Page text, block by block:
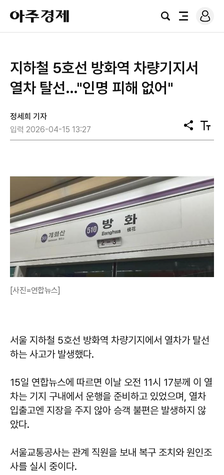
아
주
경
검
전
로
그
지하철 5호선 방화역 차량기지서
열차 탈선…"인명 피해 없어"
정세희 기자
입력 2026-04-15 13:27
공
유
텍
스
[사진=연합뉴스]
서울 지하철 5호선 방화역 차량기지에서 열차가 탈선
하는 사고가 발생했다.
15일 연합뉴스에 따르면 이날 오전 11시 17분께 이 열
차는 기지 구내에서 운행을 준비하고 있었으며, 열차
입출고엔 지장을 주지 않아 승객 불편은 발생하지 않
았다.
서울교통공사는 관계 직원을 보내 복구 조치와 원인조
사를 실시 중이다.